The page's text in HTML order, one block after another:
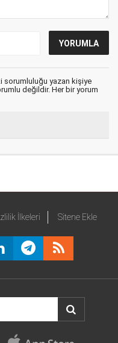
sorumluluğu yazan kişiye
değildir. Her bir yorum
İlkeleri Sitene Ekle